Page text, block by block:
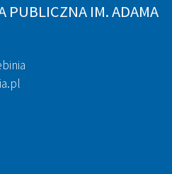
PUBLICZNA IM. ADAMA